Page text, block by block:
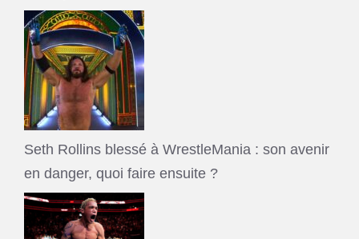
Seth Rollins blessé à WrestleMania : son avenir
en danger, quoi faire ensuite ?